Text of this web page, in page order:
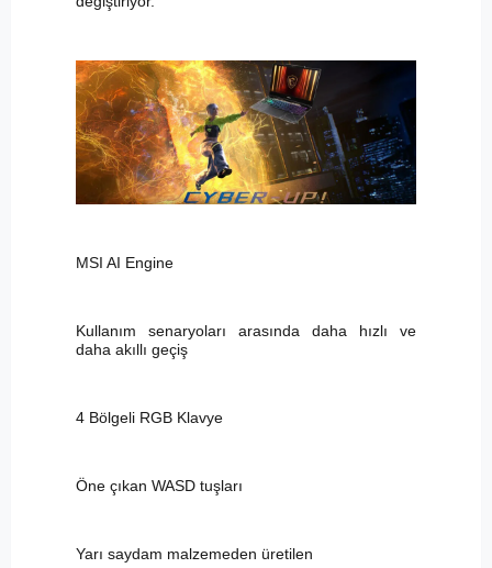
MSI AI Engine
Kullanım senaryoları arasında daha hızlı ve
daha akıllı geçiş
4 Bölgeli RGB Klavye
Öne çıkan WASD tuşları
Yarı saydam malzemeden üretilen